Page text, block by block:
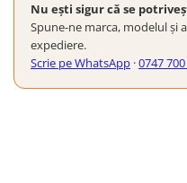
Nu ești sigur că se
Spune-ne marca, modelul și
expediere.
Scrie pe WhatsApp ·0747